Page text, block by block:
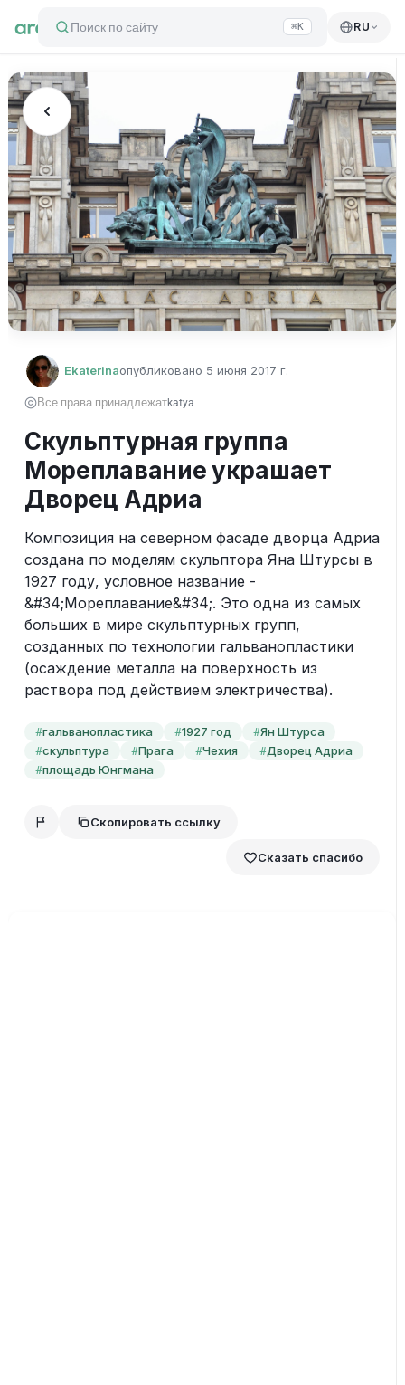
Поиск по сайту ⌘K RU
Ekaterinaопубликовано 5 июня 2017 г.
Все права принадлежатkatya
Скульптурная группа
Мореплавание украшает
Дворец Адриа
Композиция на северном фасаде дворца Адриа
создана по моделям скульптора Яна Штурсы в
1927 году, условное название -
&#34;Мореплавание&#34;. Это одна из самых
больших в мире скульптурных групп,
созданных по технологии гальванопластики
(осаждение металла на поверхность из
раствора под действием электричества).
#гальванопластика #1927 год #Ян Штурса
#скульптура #Прага #Чехия #Дворец Адриа
#площадь Юнгмана
Скопировать ссылку
Сказать спасибо